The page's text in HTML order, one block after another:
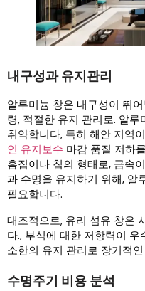
내구성과 유지관리
알루미늄 창은 내구성이 뛰
령, 적절한 유지 관리로. 알
취약합니다, 특히 해안 지역
인 유지보수 마감 품질 저하
흠집이나 칩의 형태로, 금속
과 수명을 유지하기 위해, 알
필요합니다.
대조적으로, 유리 섬유 창은
다., 부식에 대한 저항력이
소한의 유지 관리로 장기적
수명주기 비용 분석